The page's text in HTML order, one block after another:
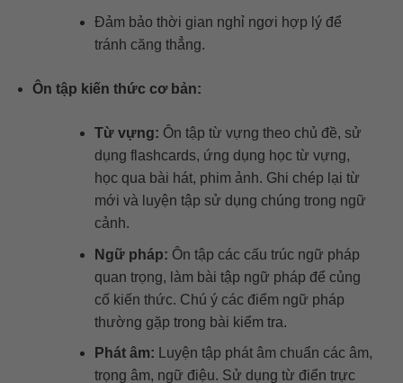
Đảm bảo thời gian nghỉ ngơi hợp lý để
tránh căng thẳng.
Ôn tập kiến thức cơ bản:
Từ vựng: Ôn tập từ vựng theo chủ đề, sử
dụng flashcards, ứng dụng học từ vựng,
học qua bài hát, phim ảnh. Ghi chép lại từ
mới và luyện tập sử dụng chúng trong ngữ
cảnh.
Ngữ pháp: Ôn tập các cấu trúc ngữ pháp
quan trọng, làm bài tập ngữ pháp để củng
cố kiến thức. Chú ý các điểm ngữ pháp
thường gặp trong bài kiểm tra.
Phát âm: Luyện tập phát âm chuẩn các âm,
trọng âm, ngữ điệu. Sử dụng từ điển trực